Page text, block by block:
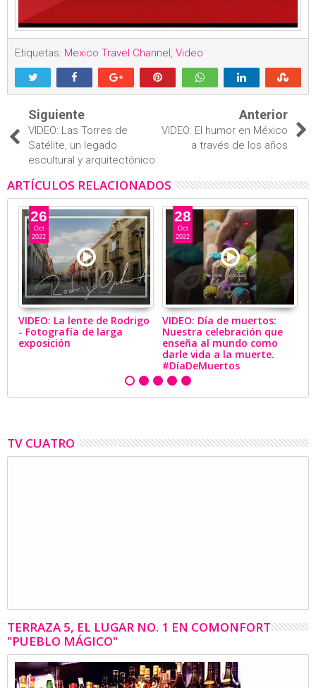
Etiquetas: Mexico Travel Channel, Video
Siguiente
VIDEO: Las Torres de
Satélite, un legado
escultural y arquitectónico
Anterior
VIDEO: El humor en México
a través de los años
ARTÍCULOS RELACIONADOS
26
Oct
2022
VIDEO: La lente de Rodrigo
- Fotografía de larga
exposición
28
Oct
2022
VIDEO: Día de muertos:
Nuestra celebración que
enseña al mundo como
darle vida a la muerte.
#DíaDeMuertos
TV CUATRO
TERRAZA 5, EL LUGAR NO. 1 EN COMONFORT
"PUEBLO MÁGICO"